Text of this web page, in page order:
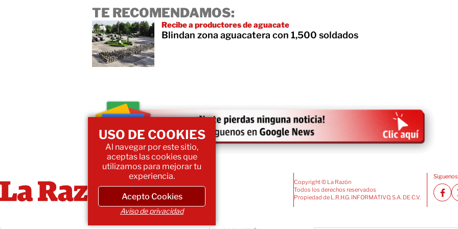
TE RECOMENDAMOS:
Recibe a productores de aguacate
Blindan zona aguacatera con 1,500 soldados
Copyright © La Razón
Todos los derechos reservados
Propiedad de L.R.H.G. INFORMATIVO, S.A. DE C.V.
USO DE COOKIES
Al navegar por este sitio,
aceptas las cookies que
utilizamos para mejorar tu
experiencia.
Acepto Cookies
Aviso de privacidad